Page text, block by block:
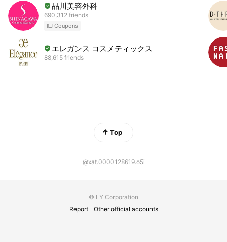
品川美容外科
690,312 friends
Coupons
エレガンス コスメティックス
88,615 friends
Top
@xat.0000128619.o5i
© LY Corporation
Report
Other official accounts